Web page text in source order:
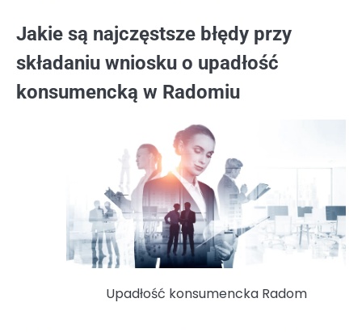
Jakie są najczęstsze błędy przy
składaniu wniosku o upadłość
konsumencką w Radomiu
Upadłość konsumencka Radom